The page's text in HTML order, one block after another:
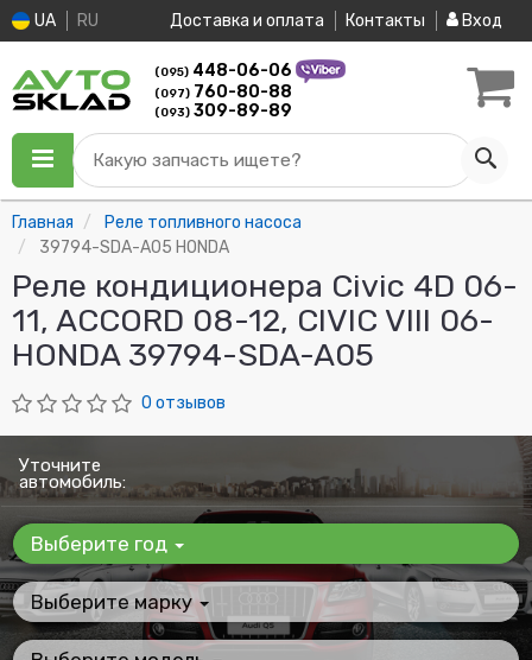
UA RU Доставка и оплата Контакты Вход
(095) 448-06-06
(097) 760-80-88
(093) 309-89-89
Какую запчасть ищете?
Главная
Реле топливного насоса
39794-SDA-A05 HONDA
Реле кондиционера Civic 4D 06-
11, ACCORD 08-12, CIVIC VIII 06-
HONDA 39794-SDA-A05
0 отзывов
Уточните
автомобиль:
Выберите год
Выберите марку